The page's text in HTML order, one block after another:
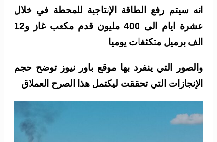
انه سيتم رفع الطاقة الإنتاجية للمحطة في خلال
عشرة ايام الى 400 مليون قدم مكعب غاز و12
الف برميل متكثفات يوميا
والصور التي ينفرد بها موقع باور نيوز توضح حجم
الإنجازات التي تحققت ليكتمل هذا الصرح العملاق